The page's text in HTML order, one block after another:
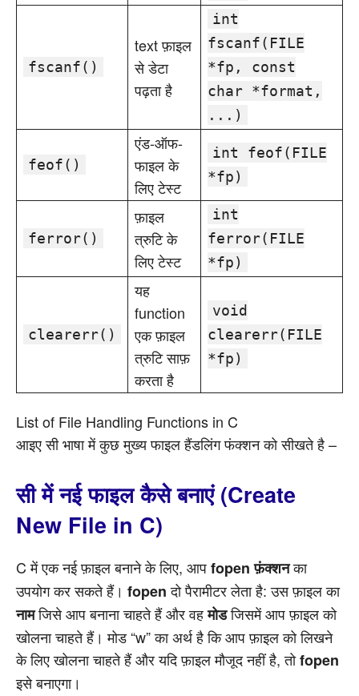
fscanf()
text फ़ाइल
से डेटा
पढ़ता है
int
fscanf(FILE
*fp, const
char *format,
...)
feof()
एंड-ऑफ-
फाइल के
लिए टेस्ट
int feof(FILE
*fp)
ferror()
फ़ाइल
त्रुटि के
लिए टेस्ट
int
ferror(FILE
*fp)
clearerr()
यह
function
एक फ़ाइल
त्रुटि साफ़
करता है
void
clearerr(FILE
*fp)
List of File Handling Functions in C
आइए सी भाषा में कुछ मुख्य फाइल हैंडलिंग फंक्शन को सीखते है –
सी में नई फाइल कैसे बनाएं (Create
New File in C)
C में एक नई फ़ाइल बनाने के लिए, आपfopen फ़ंक्शनका
उपयोग कर सकते हैं। fopenदो पैरामीटर लेता है: उस फ़ाइल का
नामजिसे आप बनाना चाहते हैं और वहमोडजिसमें आप फ़ाइल को
खोलना चाहते हैं। मोड “w” का अर्थ है कि आप फ़ाइल को लिखने
के लिए खोलना चाहते हैं और यदि फ़ाइल मौजूद नहीं है, तोfopen
इसे बनाएगा।